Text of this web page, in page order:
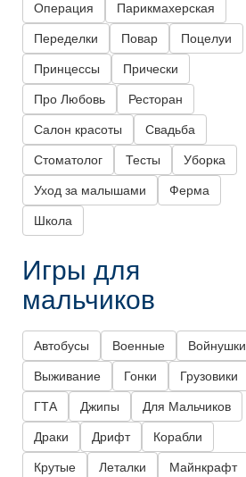
Операция Парикмахерская
Переделки Повар Поцелуи
Принцессы Прически
Про Любовь Ресторан
Салон красоты Свадьба
Стоматолог Тесты Уборка
Уход за малышами Ферма
Школа
Игры для
мальчиков
Автобусы Военные Войнушки
Выживание Гонки Грузовики
ГТА Джипы Для Мальчиков
Драки Дрифт Корабли
Крутые Леталки Майнкрафт